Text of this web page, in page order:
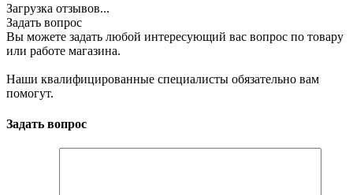
Загрузка отзывов...
Задать вопрос
Вы можете задать любой интересующий вас вопрос по товару
или работе магазина.
Наши квалифицированные специалисты обязательно вам
помогут.
Задать вопрос